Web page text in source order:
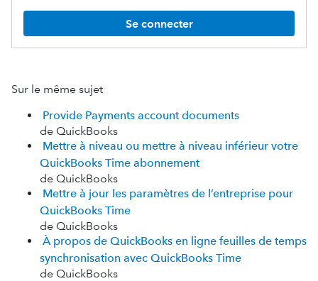
Se connecter
Sur le même sujet
Provide Payments account documents
de QuickBooks
Mettre à niveau ou mettre à niveau inférieur votre
QuickBooks Time abonnement
de QuickBooks
Mettre à jour les paramètres de l’entreprise pour
QuickBooks Time
de QuickBooks
À propos de QuickBooks en ligne feuilles de temps
synchronisation avec QuickBooks Time
de QuickBooks